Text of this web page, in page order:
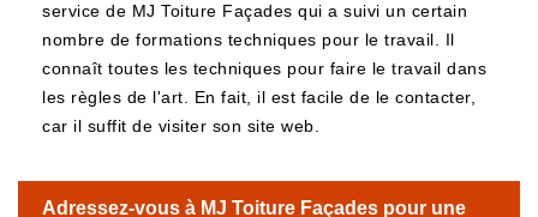
service de MJ Toiture Façades qui a suivi un certain
nombre de formations techniques pour le travail. Il
connaît toutes les techniques pour faire le travail dans
les règles de l'art. En fait, il est facile de le contacter,
car il suffit de visiter son site web.
Adressez-vous à MJ Toiture Façades pour une